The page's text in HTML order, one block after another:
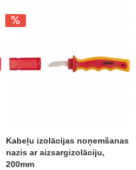
Kabeļu izolācijas noņemšanas
nazis ar aizsargizolāciju,
200mm